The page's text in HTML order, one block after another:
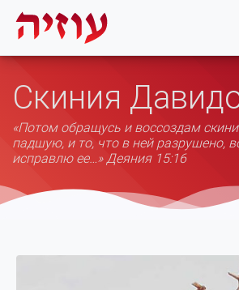
Скиния
«Потом обращусь и воссоздам
падшую, и то, что в ней разрушено,
исправлю ее…» Деяния 15:16